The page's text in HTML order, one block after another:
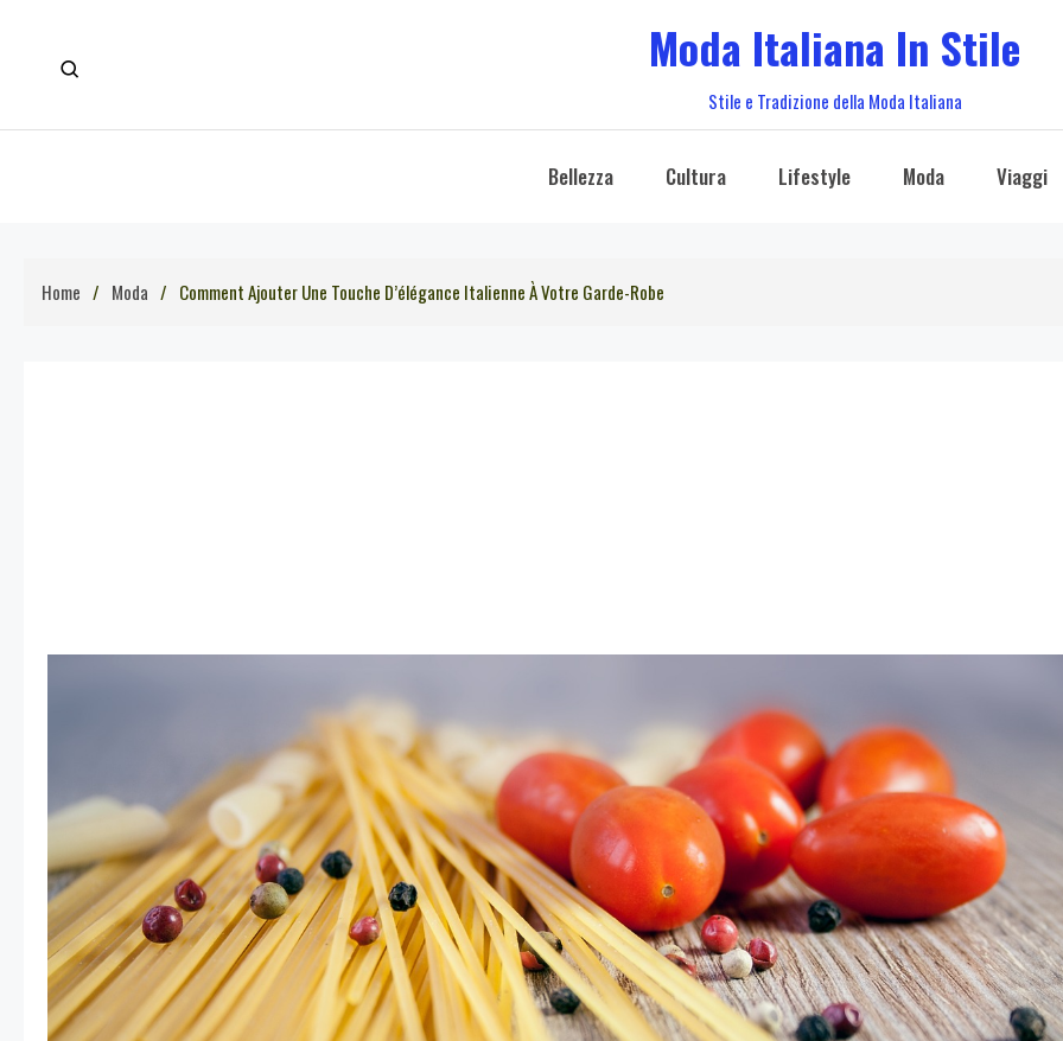
Moda Italiana In Stile
Stile e Tradizione della Moda Italiana
Bellezza Cultura Lifestyle Moda Viaggi
Home Moda Comment Ajouter Une Touche D’élégance Italienne À Votre Garde-Robe